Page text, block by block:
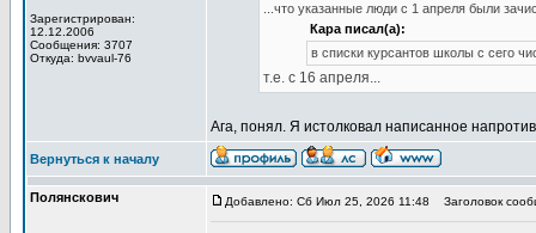
Зарегистрирован:
12.12.2006
Сообщения: 3707
Откуда: bvvaul-76
...что указанные люди с 1 апреля были
Кара писал(а):
в списки курсантов школы с сего
т.е. с 16 апреля...
Ага, понял. Я истолковал написанное
Вернуться к началу
Полянскович Добавлено: Сб Июл 25, 2026 11:48 Заголовок